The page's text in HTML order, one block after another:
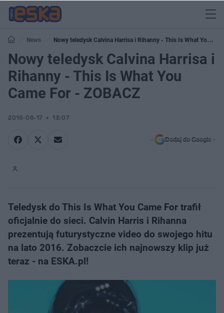
News
Nowy teledysk Calvina Harrisa i Rihanny - This Is What You
Came For - ZOBACZ
Nowy teledysk Calvina Harrisa i
Rihanny - This Is What You
Came For - ZOBACZ
2016-06-17 13:07
Dodaj do Google
Teledysk do This Is What You Came For trafił
oficjalnie do sieci. Calvin Harris i Rihanna
prezentują futurystyczne video do swojego hitu
na lato 2016. Zobaczcie ich najnowszy klip już
teraz - na ESKA.pl!